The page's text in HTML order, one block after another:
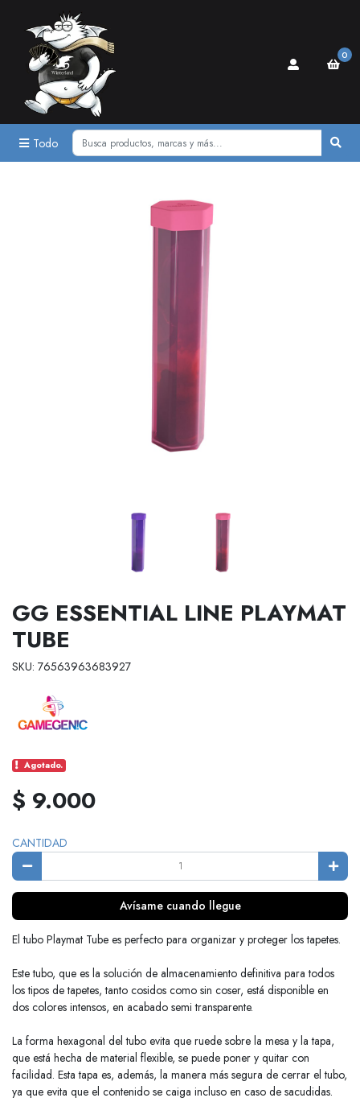
Todo
0
GG ESSENTIAL LINE PLAYMAT
TUBE
SKU: 76563963683927
Agotado.
$ 9.000
CANTIDAD
Avísame cuando llegue
El tubo Playmat Tube es perfecto para organizar y proteger los tapetes.
Este tubo, que es la solución de almacenamiento definitiva para todos
los tipos de tapetes, tanto cosidos como sin coser, está disponible en
dos colores intensos, en acabado semi transparente.
La forma hexagonal del tubo evita que ruede sobre la mesa y la tapa,
que está hecha de material flexible, se puede poner y quitar con
facilidad. Esta tapa es, además, la manera más segura de cerrar el tubo,
ya que evita que el contenido se caiga incluso en caso de sacudidas.